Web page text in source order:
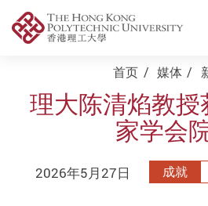
Start main content首页 媒体
理大陈清焰教
家学会
2026年5月27日 成就